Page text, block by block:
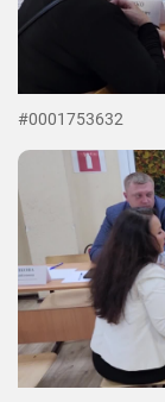
#0001753632